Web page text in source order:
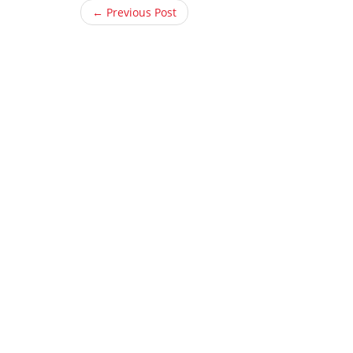
← Previous Post